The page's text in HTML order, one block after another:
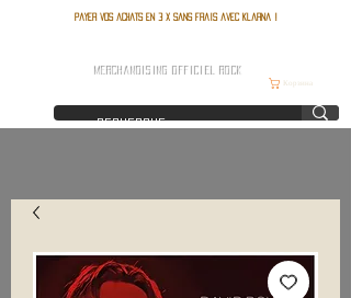
Payer vos achats en 3 x sans frais avec Klarna !
Корзина
MERCHANDISING OFFICIEL ROCK